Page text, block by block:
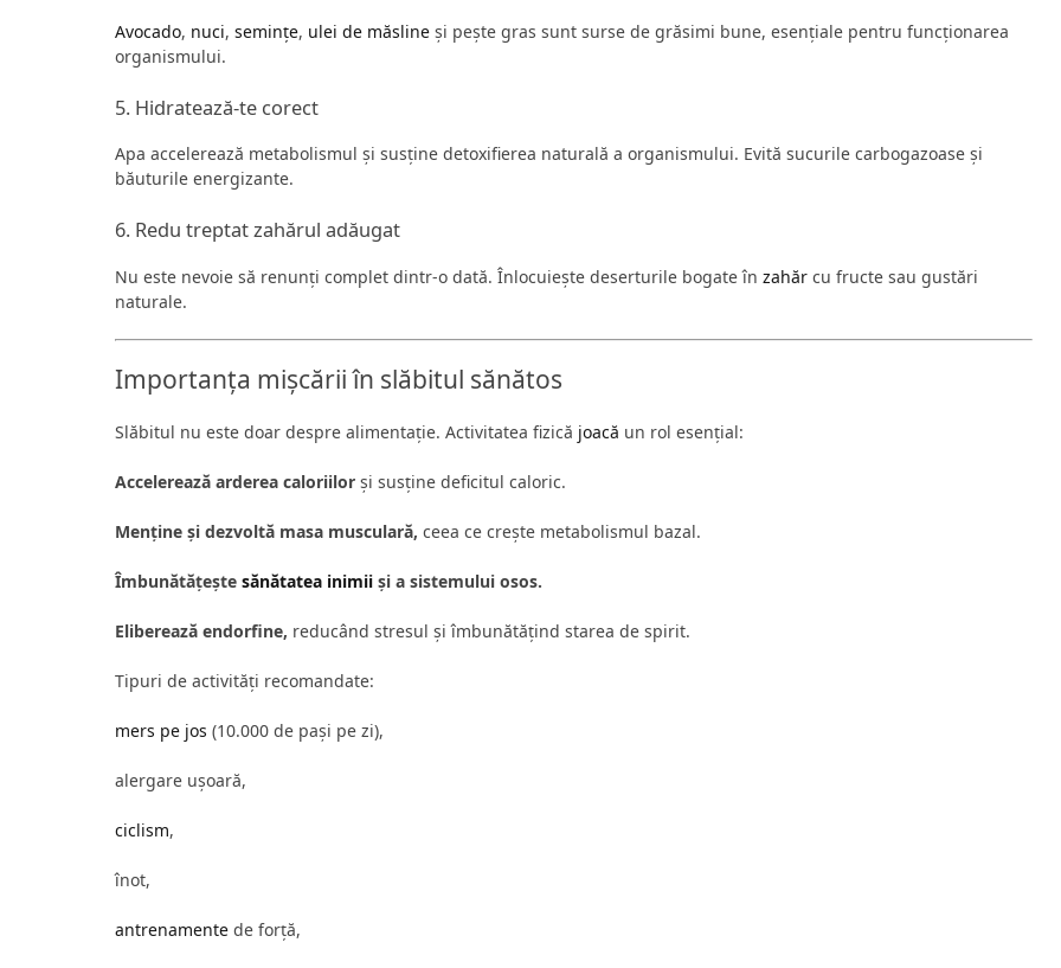
Avocado, nuci, semințe, ulei de măsline și pește gras sunt surse de grăsimi bune, esențiale pentru funcționarea
organismului.
5. Hidratează-te corect
Apa accelerează metabolismul și susține detoxifierea naturală a organismului. Evită sucurile carbogazoase și
băuturile energizante.
6. Redu treptat zahărul adăugat
Nu este nevoie să renunți complet dintr-o dată. Înlocuiește deserturile bogate în zahăr cu fructe sau gustări
naturale.
Importanța mișcării în slăbitul sănătos
Slăbitul nu este doar despre alimentație. Activitatea fizică joacă un rol esențial:
Accelerează arderea caloriilor și susține deficitul caloric.
Menține și dezvoltă masa musculară, ceea ce crește metabolismul bazal.
Îmbunătățește sănătatea inimii și a sistemului osos.
Eliberează endorfine, reducând stresul și îmbunătățind starea de spirit.
Tipuri de activități recomandate:
mers pe jos (10.000 de pași pe zi),
alergare ușoară,
ciclism,
înot,
antrenamente de forță,